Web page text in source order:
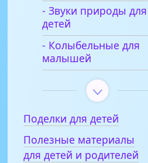
- Звуки природы для
детей
- Колыбельные для
малышей
Поделки для детей
Полезные материалы
для детей и родителей